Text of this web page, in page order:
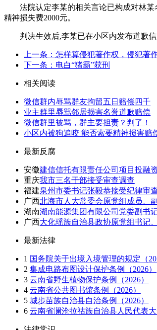
法院认定李某的相关言论已构成对林
精神损失费2000元。
判决生效后,李某已在小区内发布道歉
上一条：怎样算侵犯著作权，侵犯著
下一条：电白“猪霸”获刑
相关阅读
微信群内辱骂群友拘留五日赔偿四千
业主群里辱骂邻居损害名誉道歉赔偿
微信群里被骂，群主要担责？判了！
小区内被狗追咬 能否索要精神损害赔
最新反腐
安徽建信信托有限责任公司项目投融
重庆我市三名干部接受审查调查
福建泉州市委书记张毅恭接受纪律审
广西北海市人大常委会原党组成员、
湖南湖南能源集团有限公司党委副书
广西大化瑶族自治县政协原党组书记
最新法律
1 国务院关于出境入境管理的规定（
2 集成电路布图设计保护条例（2026）
3 云南省野生植物保护条例（2026）
4 云南省公共图书馆条例（2026）
5 城步苗族自治县自治条例（2026）
6 云南省澜沧拉祜族自治县人民代表